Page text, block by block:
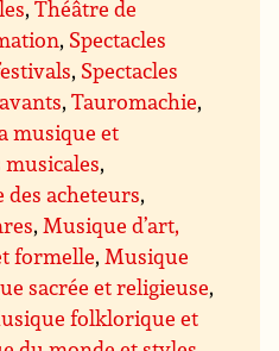
,Théâtre de
, Spectacles
, Spectacles
,Tauromachie,
musique et
,
des acheteurs,
,Musique d’art,
formelle,Musique
sacrée et religieuse,
folklorique et